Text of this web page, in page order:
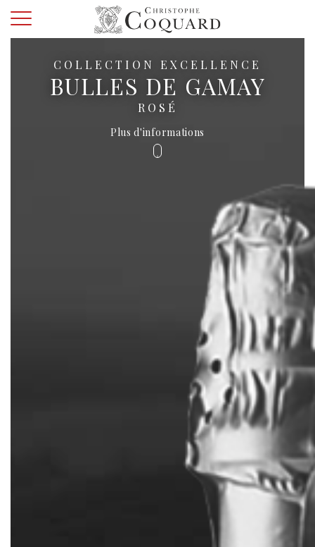
COLLECTION EXCELLENCE
BULLES DE GAMAY
ROSÉ
Plus d'informations